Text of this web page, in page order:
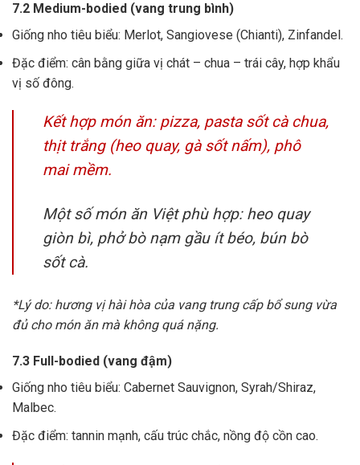
7.2 Medium-bodied (vang trung bình)
Giống nho tiêu biểu: Merlot, Sangiovese (Chianti), Zinfandel.
Đặc điểm: cân bằng giữa vị chát – chua – trái cây, hợp khẩu
vị số đông.
Kết hợp món ăn: pizza, pasta sốt cà chua,
thịt trắng (heo quay, gà sốt nấm), phô
mai mềm.
Một số món ăn Việt phù hợp: heo quay
giòn bì, phở bò nạm gầu ít béo, bún bò
sốt cà.
*Lý do: hương vị hài hòa của vang trung cấp bổ sung vừa
đủ cho món ăn mà không quá nặng.
7.3 Full-bodied (vang đậm)
Giống nho tiêu biểu: Cabernet Sauvignon, Syrah/Shiraz,
Malbec.
Đặc điểm: tannin mạnh, cấu trúc chắc, nồng độ cồn cao.